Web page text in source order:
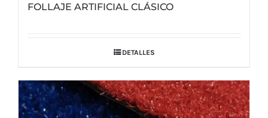
FOLLAJE ARTIFICIAL CLÁSICO
DETALLES